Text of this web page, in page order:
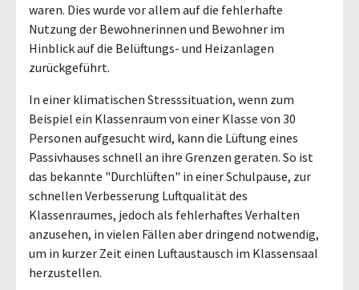
waren. Dies wurde vor allem auf die fehlerhafte
Nutzung der Bewohnerinnen und Bewohner im
Hinblick auf die Belüftungs- und Heizanlagen
zurückgeführt.
In einer klimatischen Stresssituation, wenn zum
Beispiel ein Klassenraum von einer Klasse von 30
Personen aufgesucht wird, kann die Lüftung eines
Passivhauses schnell an ihre Grenzen geraten. So ist
das bekannte "Durchlüften" in einer Schulpause, zur
schnellen Verbesserung Luftqualität des
Klassenraumes, jedoch als fehlerhaftes Verhalten
anzusehen, in vielen Fällen aber dringend notwendig,
um in kurzer Zeit einen Luftaustausch im Klassensaal
herzustellen.